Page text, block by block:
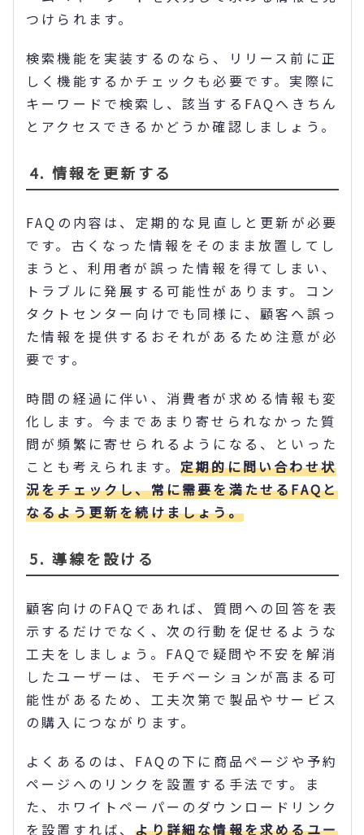
つけられます。
検索機能を実装するのなら、リリース前に正
しく機能するかチェックも必要です。実際に
キーワードで検索し、該当するFAQへきちん
とアクセスできるかどうか確認しましょう。
4. 情報を更新する
FAQの内容は、定期的な見直しと更新が必要
です。古くなった情報をそのまま放置してし
まうと、利用者が誤った情報を得てしまい、
トラブルに発展する可能性があります。コン
タクトセンター向けでも同様に、顧客へ誤っ
た情報を提供するおそれがあるため注意が必
要です。
時間の経過に伴い、消費者が求める情報も変
化します。今まであまり寄せられなかった質
問が頻繁に寄せられるようになる、といった
ことも考えられます。 定期的に問い合わせ状
況をチェックし、常に需要を満たせるFAQと
なるよう更新を続けましょう。
5. 導線を設ける
顧客向けのFAQであれば、質問への回答を表
示するだけでなく、次の行動を促せるような
工夫をしましょう。FAQで疑問や不安を解消
したユーザーは、モチベーションが高まる可
能性があるため、工夫次第で製品やサービス
の購入につながります。
よくあるのは、FAQの下に商品ページや予約
ページへのリンクを設置する手法です。ま
た、ホワイトペーパーのダウンロードリンク
を設置すれば、より詳細な情報を求めるユー